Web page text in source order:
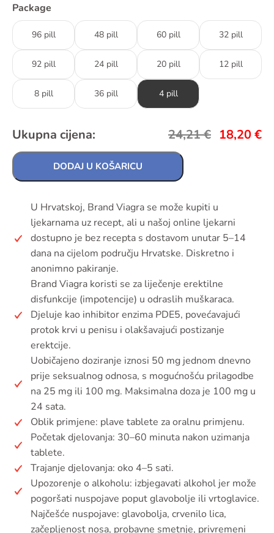
Package
96 pill 48 pill 60 pill 32 pill
92 pill 24 pill 20 pill 12 pill
8 pill 36 pill 4 pill
Ukupna cijena: 24,21€ 18,20€
DODAJ U KOŠARICU
U Hrvatskoj, Brand Viagra se može kupiti u
ljekarnama uz recept, ali u našoj online ljekarni
dostupno je bez recepta s dostavom unutar 5–14
dana na cijelom području Hrvatske. Diskretno i
anonimno pakiranje.
Brand Viagra koristi se za liječenje erektilne
disfunkcije (impotencije) u odraslih muškaraca.
Djeluje kao inhibitor enzima PDE5, povećavajući
protok krvi u penisu i olakšavajući postizanje
erektcije.
Uobičajeno doziranje iznosi 50 mg jednom dnevno
prije seksualnog odnosa, s mogućnošću prilagodbe
na 25 mg ili 100 mg. Maksimalna doza je 100 mg u
24 sata.
Oblik primjene: plave tablete za oralnu primjenu.
Početak djelovanja: 30–60 minuta nakon uzimanja
tablete.
Trajanje djelovanja: oko 4–5 sati.
Upozorenje o alkoholu: izbjegavati alkohol jer može
pogoršati nuspojave poput glavobolje ili vrtoglavice.
Najčešće nuspojave: glavobolja, crvenilo lica,
začepljenost nosa, probavne smetnje, privremeni